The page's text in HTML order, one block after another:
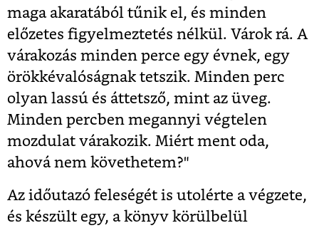
maga akaratából tűnik el, és minden
előzetes figyelmeztetés nélkül. Várok rá. A
várakozás minden perce egy évnek, egy
örökkévalóságnak tetszik. Minden perc
olyan lassú és áttetsző, mint az üveg.
Minden percben megannyi végtelen
mozdulat várakozik. Miért ment oda,
ahová nem követhetem?"
Az időutazó feleségét is utolérte a végzete,
és készült egy, a könyv körülbelül